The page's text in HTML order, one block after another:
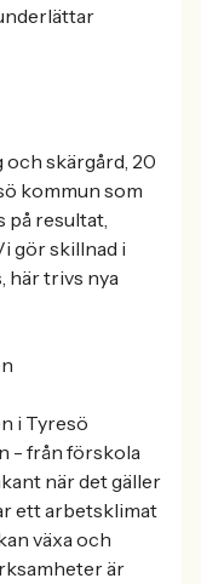
och skärgård, 20
kommun som
på resultat,
gör skillnad i
här trivs nya
i Tyresö
- från förskola
när det gäller
ett arbetsklimat
växa och
är